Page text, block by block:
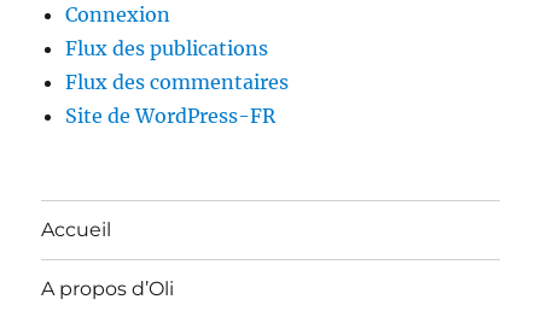
Connexion
Flux des publications
Flux des commentaires
Site de WordPress-FR
Accueil
A propos d’Oli